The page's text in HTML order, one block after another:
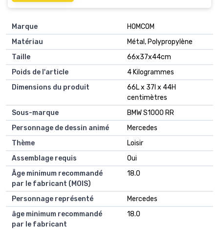
Marque
HOMCOM
Matériau
Métal, Polypropylène
Taille
66x37x44cm
Poids de l'article
4 Kilogrammes
Dimensions du produit
66L x 37l x 44H
centimètres
Sous-marque
BMW S1000 RR
Personnage de dessin animé
Mercedes
Thème
Loisir
Assemblage requis
Oui
Âge minimum recommandé
par le fabricant (MOIS)
18.0
Personnage représenté
Mercedes
âge minimum recommandé
par le fabricant
18.0